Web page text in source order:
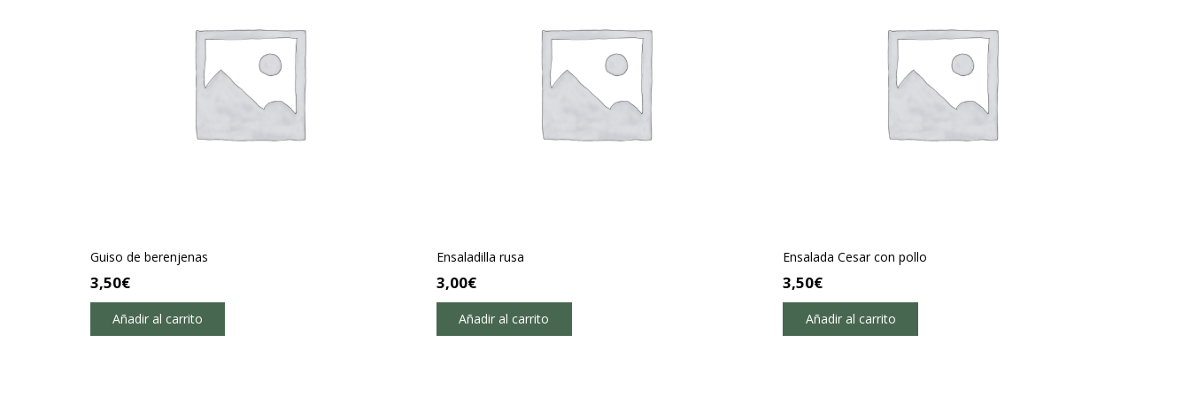
Guiso de berenjenas
3,50€
Añadir al carrito
Ensaladilla rusa
3,00€
Añadir al carrito
Ensalada Cesar con pollo
3,50€
Añadir al carrito